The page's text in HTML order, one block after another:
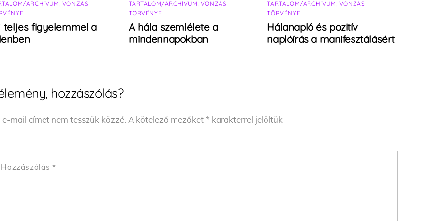
ARCHÍVUM VONZÁS
teljes figyelemmel a
TARTALOM/ARCHÍVUM VONZÁS
TÖRVÉNYE
A hála szemlélete a
mindennapokban
TARTALOM/ARCHÍVUM VONZÁS
TÖRVÉNYE
Hálanapló és pozitív
naplóírás a manifesztálásért
hozzászólás?
e-mail címet nem tesszük közzé. A kötelező mezőket* karakterrel jelöltük
Hozzászólás *